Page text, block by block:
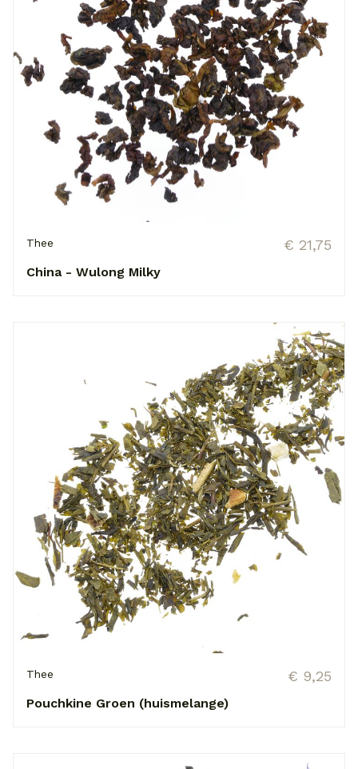
Thee € 21,75
China - Wulong Milky
Thee € 9,25
Pouchkine Groen (huismelange)